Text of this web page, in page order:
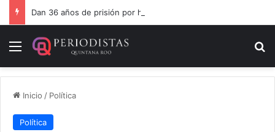
Menú
Inicio / Política
Política